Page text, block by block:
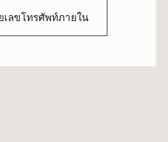
เลขโทรศัพท์ภายใน